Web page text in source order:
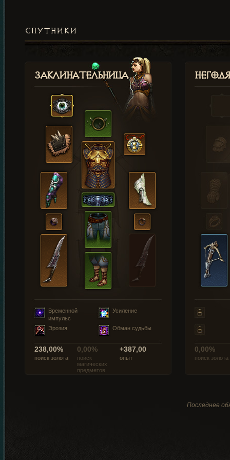
СПУТНИКИ
Заклинательница
Временной
импульс
Усиление
Эрозия Обман судьбы
238,00%
поиск золота
0,00%
поиск
магических
предметов
+387,00
опыт
0,00%
поиск золота
Последнее